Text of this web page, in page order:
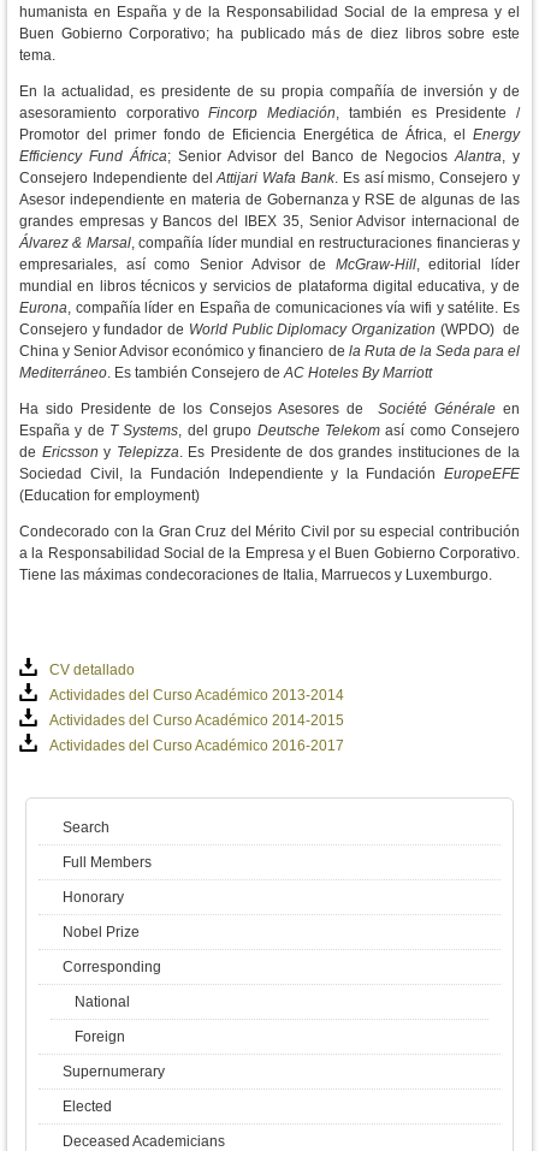
humanista en España y de la Responsabilidad Social de la empresa y el
Buen Gobierno Corporativo; ha publicado más de diez libros sobre este
tema.
En la actualidad, es presidente de su propia compañía de inversión y de
asesoramiento corporativoFincorp Mediación, también es Presidente /
Promotor del primer fondo de Eficiencia Energética de África, el Energy
Efficiency Fund África; Senior Advisor del Banco de NegociosAlantra, y
Consejero Independiente delAttijari Wafa Bank. Es así mismo, Consejero y
Asesor independiente en materia de Gobernanza y RSE de algunas de las
grandes empresas y Bancos del IBEX 35, Senior Advisor internacional de
Álvarez & Marsal, compañía líder mundial en restructuraciones financieras y
empresariales, así como Senior Advisor de McGraw-Hill, editorial líder
mundial en libros técnicos y servicios de plataforma digital educativa, y de
Eurona, compañía líder en España de comunicaciones vía wifi y satélite. Es
Consejero y fundador de World Public Diplomacy Organization (WPDO) de
China y Senior Advisor económico y financiero de la Ruta de la Seda para el
Mediterráneo. Es también Consejero deAC Hoteles By Marriott
Ha sido Presidente de los Consejos Asesores de Société Générale en
España y de T Systems, del grupo Deutsche Telekomasí como Consejero
de Ericsson y Telepizza. Es Presidente de dos grandes instituciones de la
Sociedad Civil, la Fundación Independiente y la Fundación EuropeEFE
(Education for employment)
Condecorado con la Gran Cruz del Mérito Civil por su especial contribución
a la Responsabilidad Social de la Empresa y el Buen Gobierno Corporativo.
Tiene las máximas condecoraciones de Italia, Marruecos y Luxemburgo.
CV detallado
Actividades del Curso Académico 2013-2014
Actividades del Curso Académico 2014-2015
Actividades del Curso Académico 2016-2017
Search
Full Members
Honorary
Nobel Prize
Corresponding
National
Foreign
Supernumerary
Elected
Deceased Academicians